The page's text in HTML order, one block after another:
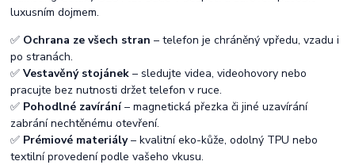
luxusním dojmem.
✅ Ochrana ze všech stran – telefon je chráněný vpředu, vzadu i
po stranách.
✅Vestavěný stojánek – sledujte videa, videohovory nebo
pracujte bez nutnosti držet telefon v ruce.
✅ Pohodlné zavírání– magnetická přezka či jiné uzavírání
zabrání nechtěnému otevření.
✅ Prémiové materiály– kvalitní eko-kůže, odolný TPU nebo
textilní provedení podle vašeho vkusu.